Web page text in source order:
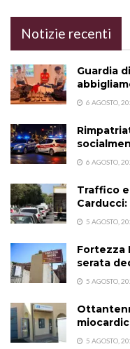
Notizie recenti
Guardia
6 AGOSTO,
6 AGOSTO,
Traffico
5 AGOSTO,
Fortezza
serata
5 AGOSTO,
5 AGOSTO,